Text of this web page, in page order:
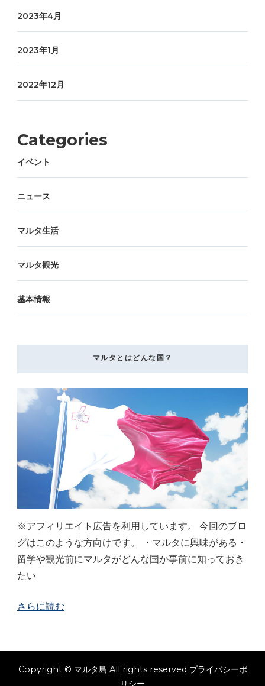
2023年4月
2023年1月
2022年12月
Categories
イベント
ニュース
マルタ生活
マルタ観光
基本情報
マルタとはどんな国？
※アフィリエイト広告を利用しています。 今回のブロ
グはこのような方向けです。 ・マルタに興味がある・
留学や観光前にマルタがどんな国か事前に知っておき
たい
さらに読む
Copyright © マルタ島 All rights reserved プライバシーポ
リシー